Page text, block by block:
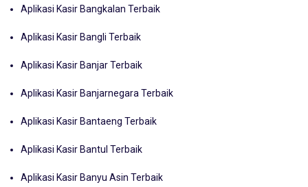
Aplikasi Kasir Bangkalan Terbaik
Aplikasi Kasir Bangli Terbaik
Aplikasi Kasir Banjar Terbaik
Aplikasi Kasir Banjarnegara Terbaik
Aplikasi Kasir Bantaeng Terbaik
Aplikasi Kasir Bantul Terbaik
Aplikasi Kasir Banyu Asin Terbaik